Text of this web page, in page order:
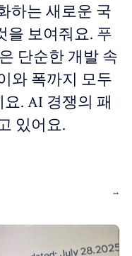
하는 새로운 국
을 보여줘요. 푸
단순한 개발 속
와 폭까지 모두
. AI 경쟁의 패
있어요.